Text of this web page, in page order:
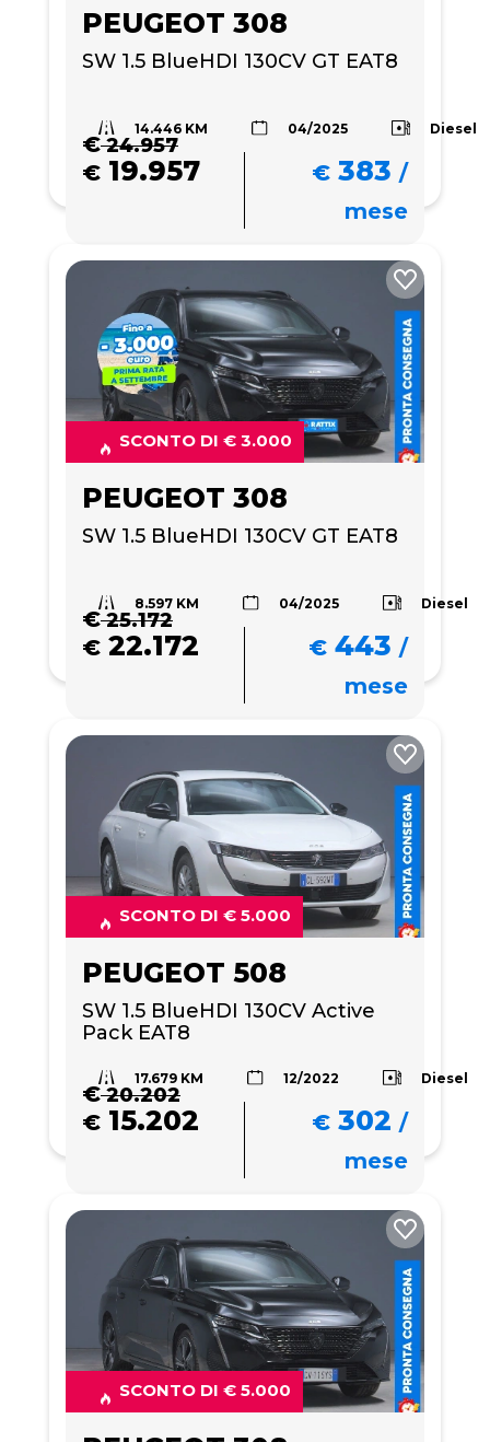
PEUGEOT 308
SW 1.5 BlueHDI 130CV GT EAT8
14.446 KM 04/2025 Diesel
€24.957
€ 19.957 € 383 /
mese
SCONTO DI € 3.000
PEUGEOT 308
SW 1.5 BlueHDI 130CV GT EAT8
8.597 KM 04/2025 Diesel
€25.172
€ 22.172 € 443 /
mese
SCONTO DI € 5.000
PEUGEOT 508
SW 1.5 BlueHDI 130CV Active
Pack EAT8
17.679 KM 12/2022 Diesel
€20.202
€ 15.202 € 302 /
mese
SCONTO DI € 5.000